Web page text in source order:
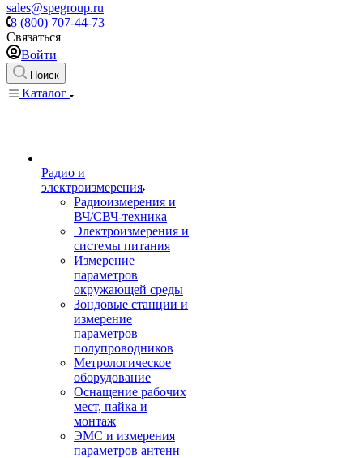
sales@spegroup.ru
8 (800) 707-44-73
Связаться
Войти
Поиск
Каталог
Радио и
электроизмерения
Радиоизмерения и
ВЧ/СВЧ-техника
Электроизмерения и
системы питания
Измерение
параметров
окружающей среды
Зондовые станции и
измерение
параметров
полупроводников
Метрологическое
оборудование
Оснащение рабочих
мест, пайка и
монтаж
ЭМС и измерения
параметров антенн